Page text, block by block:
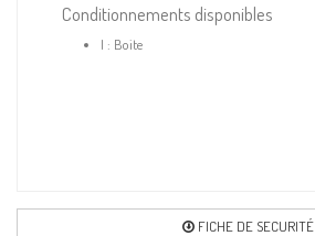
Conditionnements disponibles
I : Boite
FICHE DE SECURITÉ